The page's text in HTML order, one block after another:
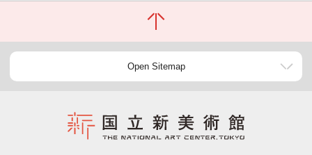
Open Sitemap